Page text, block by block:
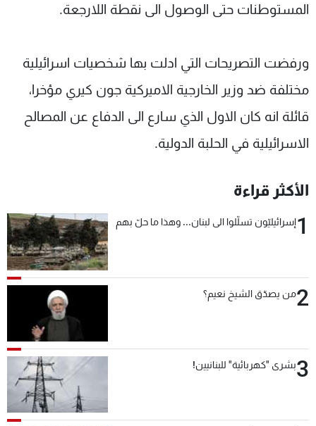
المستوطنات حتى الوصول الى نقطة اللارجعة.
ورفضت التصريحات التي ادلت بها شخصيات اسرائيلية
مختلفة ضد وزير الخارجية الاميركية جون كيري مؤخرا،
قائلة انه كان الاول الذي سارع الى الدفاع عن المصالح
الاسرائيلية في الحلبة الدولية.
الأكثر قراءة
1إسرائيليّون تسلّلوا الى لبنان... وهذا ما حلّ بهم
2من يصدّق الشيخ نعيم؟
3بشرى "كهربائية" للبنانيين!